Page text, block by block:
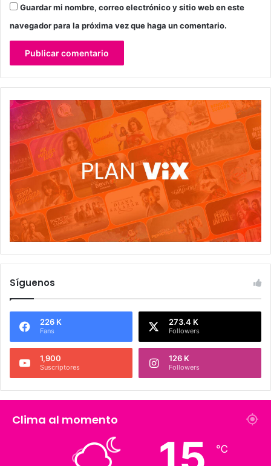
Guardar mi nombre, correo electrónico y sitio web en este
navegador para la próxima vez que haga un comentario.
Síguenos
226 K
Fans
273.4 K
Followers
1,900